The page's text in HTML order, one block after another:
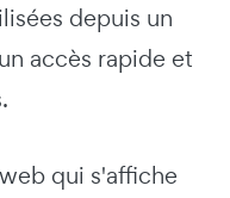
depuis un
accès rapide et
qui s'affiche